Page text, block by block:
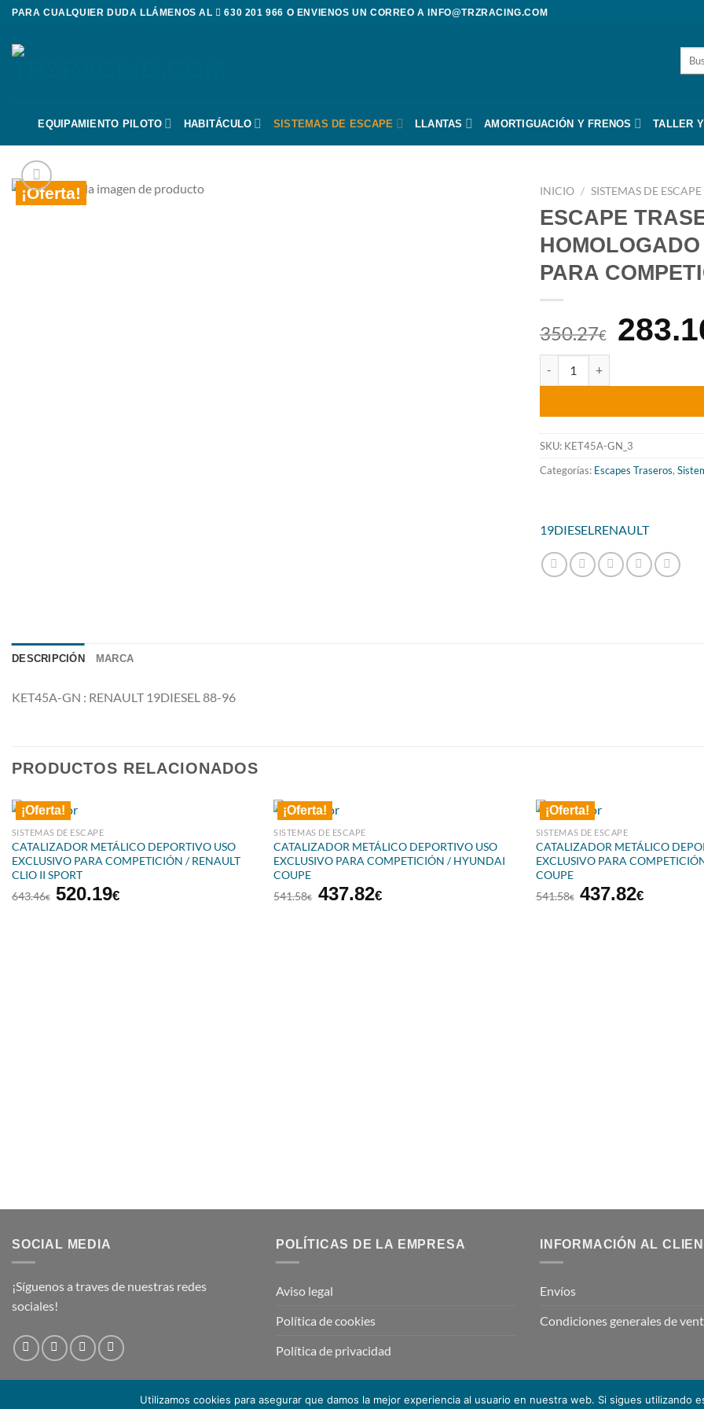
Saltar
contenido
PARA CUALQUIER DUDA LLÁMENOS AL 630 201 966 O ENVIENOS UN CORREO AINFO@TRZRACING.COM
EQUIPAMIENTO PILOTO HABITÁCULO SISTEMAS DE ESCAPE LLANTAS AMORTIGUACIÓN Y FRENOS TALLER
¡Oferta! INICIO / SISTEMAS DE ESCAPE
ESCAPE
PARA
350.27€
El
era:
SKU: KET45A-GN_3
Categorías: Escapes Traseros,
19DIESEL RENAULT
DESCRIPCIÓN MARCA
KET45A-GN : RENAULT 19DIESEL 88-96
PRODUCTOS RELACIONADOS
¡Oferta!
SISTEMAS DE ESCAPE
CATALIZADOR METÁLICO DEPORTIVO USO
EXCLUSIVO PARA COMPETICIÓN / RENAULT
CLIO II SPORT
643.46€
El
520.19€El
¡Oferta!
SISTEMAS DE ESCAPE
CATALIZADOR METÁLICO DEPORTIVO USO
EXCLUSIVO PARA COMPETICIÓN / HYUNDAI
COUPE
541.58€
El
437.82€El
¡Oferta!
SISTEMAS DE ESCAPE
CATALIZADOR METÁLICO
EXCLUSIVO PARA
COUPE
541.58€
El
437.82€El
SOCIAL MEDIA
¡Síguenos a traves de nuestras redes
sociales!
POLÍTICAS DE LA EMPRESA
Aviso legal
Política de cookies
Política de privacidad
INFORMACIÓN AL
Envíos
Condiciones generales de
Utilizamos cookies para asegurar que damos la mejor experiencia al usuario en nuestra web. Si sigues utilizando